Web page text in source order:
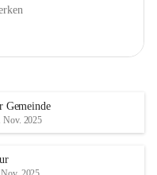
Gemeinde
Nov. 2025